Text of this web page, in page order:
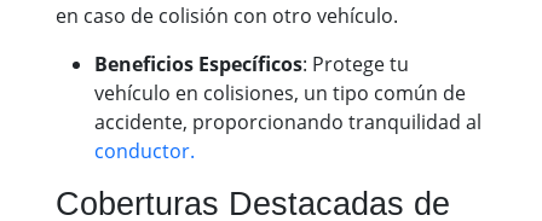
en caso de colisión con otro vehículo.
Beneficios Específicos: Protege tu
vehículo en colisiones, un tipo común de
accidente, proporcionando tranquilidad al
conductor.
Coberturas Destacadas de